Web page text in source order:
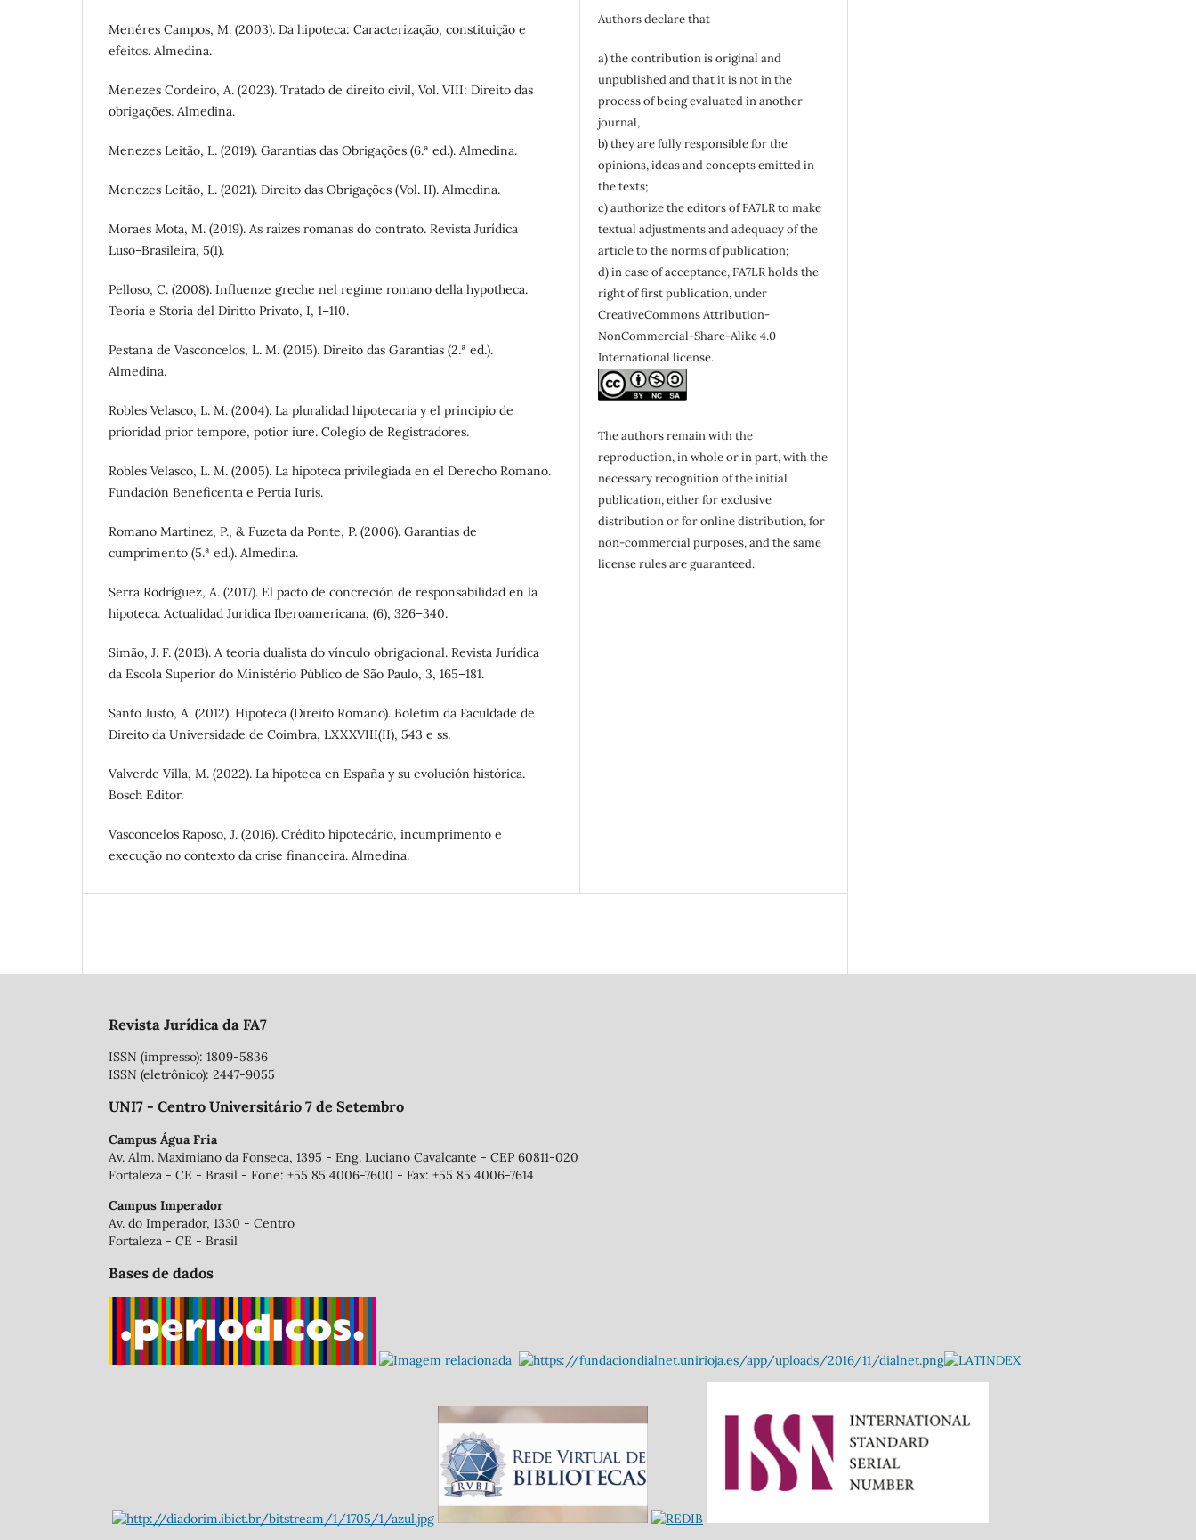
Menéres Campos, M. (2003). Da hipoteca: Caracterização, constituição e
efeitos. Almedina.
Menezes Cordeiro, A. (2023). Tratado de direito civil, Vol. VIII: Direito das
obrigações. Almedina.
Menezes Leitão, L. (2019). Garantias das Obrigações (6.ª ed.). Almedina.
Menezes Leitão, L. (2021). Direito das Obrigações (Vol. II). Almedina.
Moraes Mota, M. (2019). As raízes romanas do contrato. Revista Jurídica
Luso-Brasileira, 5(1).
Pelloso, C. (2008). Influenze greche nel regime romano della hypotheca.
Teoria e Storia del Diritto Privato, I, 1–110.
Pestana de Vasconcelos, L. M. (2015). Direito das Garantias (2.ª ed.).
Almedina.
Robles Velasco, L. M. (2004). La pluralidad hipotecaria y el principio de
prioridad prior tempore, potior iure. Colegio de Registradores.
Robles Velasco, L. M. (2005). La hipoteca privilegiada en el Derecho Romano.
Fundación Beneficenta e Pertia Iuris.
Romano Martinez, P., & Fuzeta da Ponte, P. (2006). Garantias de
cumprimento (5.ª ed.). Almedina.
Serra Rodríguez, A. (2017). El pacto de concreción de responsabilidad en la
hipoteca. Actualidad Jurídica Iberoamericana, (6), 326–340.
Simão, J. F. (2013). A teoria dualista do vínculo obrigacional. Revista Jurídica
da Escola Superior do Ministério Público de São Paulo, 3, 165–181.
Santo Justo, A. (2012). Hipoteca (Direito Romano). Boletim da Faculdade de
Direito da Universidade de Coimbra, LXXXVIII(II), 543 e ss.
Valverde Villa, M. (2022). La hipoteca en España y su evolución histórica.
Bosch Editor.
Vasconcelos Raposo, J. (2016). Crédito hipotecário, incumprimento e
execução no contexto da crise financeira. Almedina.
Authors declare that
a) the contribution is original and
unpublished and that it is not in the
process of being evaluated in another
journal,
b) they are fully responsible for the
opinions, ideas and concepts emitted in
the texts;
c) authorize the editors of FA7LR to make
textual adjustments and adequacy of the
article to the norms of publication;
d) in case of acceptance, FA7LR holds the
right of first publication, under
CreativeCommons Attribution-
NonCommercial-Share-Alike 4.0
International license.
The authors remain with the
reproduction, in whole or in part, with the
necessary recognition of the initial
publication, either for exclusive
distribution or for online distribution, for
non-commercial purposes, and the same
license rules are guaranteed.
Revista Jurídica da FA7
ISSN (impresso): 1809-5836
ISSN (eletrônico): 2447-9055
UNI7 - Centro Universitário 7 de Setembro
Campus Água Fria
Av. Alm. Maximiano da Fonseca, 1395 - Eng. Luciano Cavalcante - CEP 60811-020
Fortaleza - CE - Brasil - Fone: +55 85 4006-7600 - Fax: +55 85 4006-7614
Campus Imperador
Av. do Imperador, 1330 - Centro
Fortaleza - CE - Brasil
Bases de dados